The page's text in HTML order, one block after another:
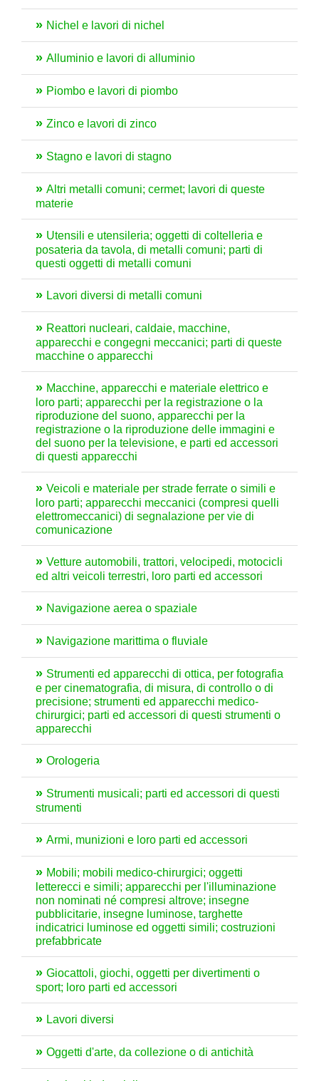
Nichel e lavori di nichel
Alluminio e lavori di alluminio
Piombo e lavori di piombo
Zinco e lavori di zinco
Stagno e lavori di stagno
Altri metalli comuni; cermet; lavori di queste
materie
Utensili e utensileria; oggetti di coltelleria e
posateria da tavola, di metalli comuni; parti di
questi oggetti di metalli comuni
Lavori diversi di metalli comuni
Reattori nucleari, caldaie, macchine,
apparecchi e congegni meccanici; parti di queste
macchine o apparecchi
Macchine, apparecchi e materiale elettrico e
loro parti; apparecchi per la registrazione o la
riproduzione del suono, apparecchi per la
registrazione o la riproduzione delle immagini e
del suono per la televisione, e parti ed accessori
di questi apparecchi
Veicoli e materiale per strade ferrate o simili e
loro parti; apparecchi meccanici (compresi quelli
elettromeccanici) di segnalazione per vie di
comunicazione
Vetture automobili, trattori, velocipedi, motocicli
ed altri veicoli terrestri, loro parti ed accessori
Navigazione aerea o spaziale
Navigazione marittima o fluviale
Strumenti ed apparecchi di ottica, per fotografia
e per cinematografia, di misura, di controllo o di
precisione; strumenti ed apparecchi medico-
chirurgici; parti ed accessori di questi strumenti o
apparecchi
Orologeria
Strumenti musicali; parti ed accessori di questi
strumenti
Armi, munizioni e loro parti ed accessori
Mobili; mobili medico-chirurgici; oggetti
letterecci e simili; apparecchi per l'illuminazione
non nominati né compresi altrove; insegne
pubblicitarie, insegne luminose, targhette
indicatrici luminose ed oggetti simili; costruzioni
prefabbricate
Giocattoli, giochi, oggetti per divertimenti o
sport; loro parti ed accessori
Lavori diversi
Oggetti d'arte, da collezione o di antichità